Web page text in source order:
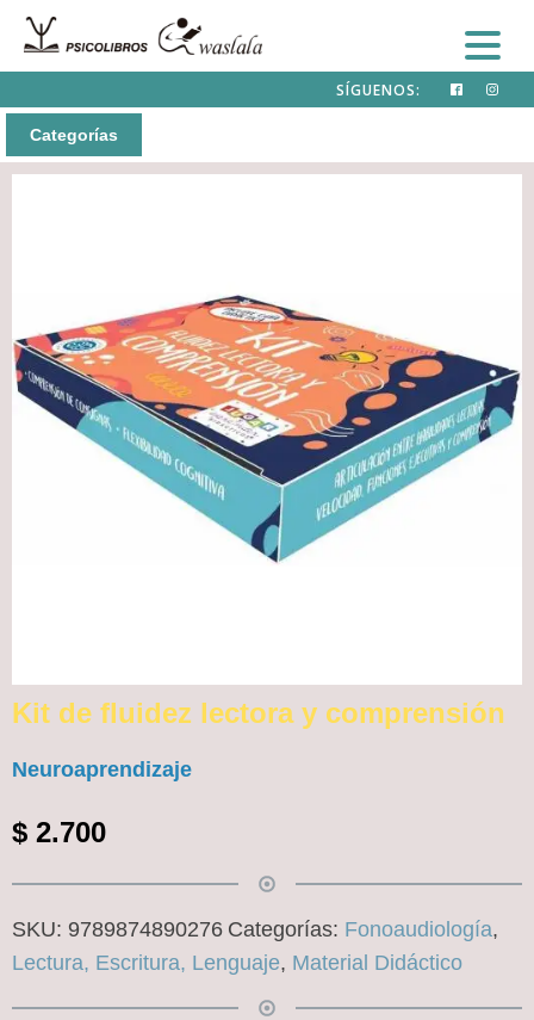
SÍGUENOS:
Categorías
Kit de fluidez lectora y comprensión
Neuroaprendizaje
$ 2.700
SKU: 9789874890276 Categorías: Fonoaudiología,
Lectura, Escritura, Lenguaje, Material Didáctico